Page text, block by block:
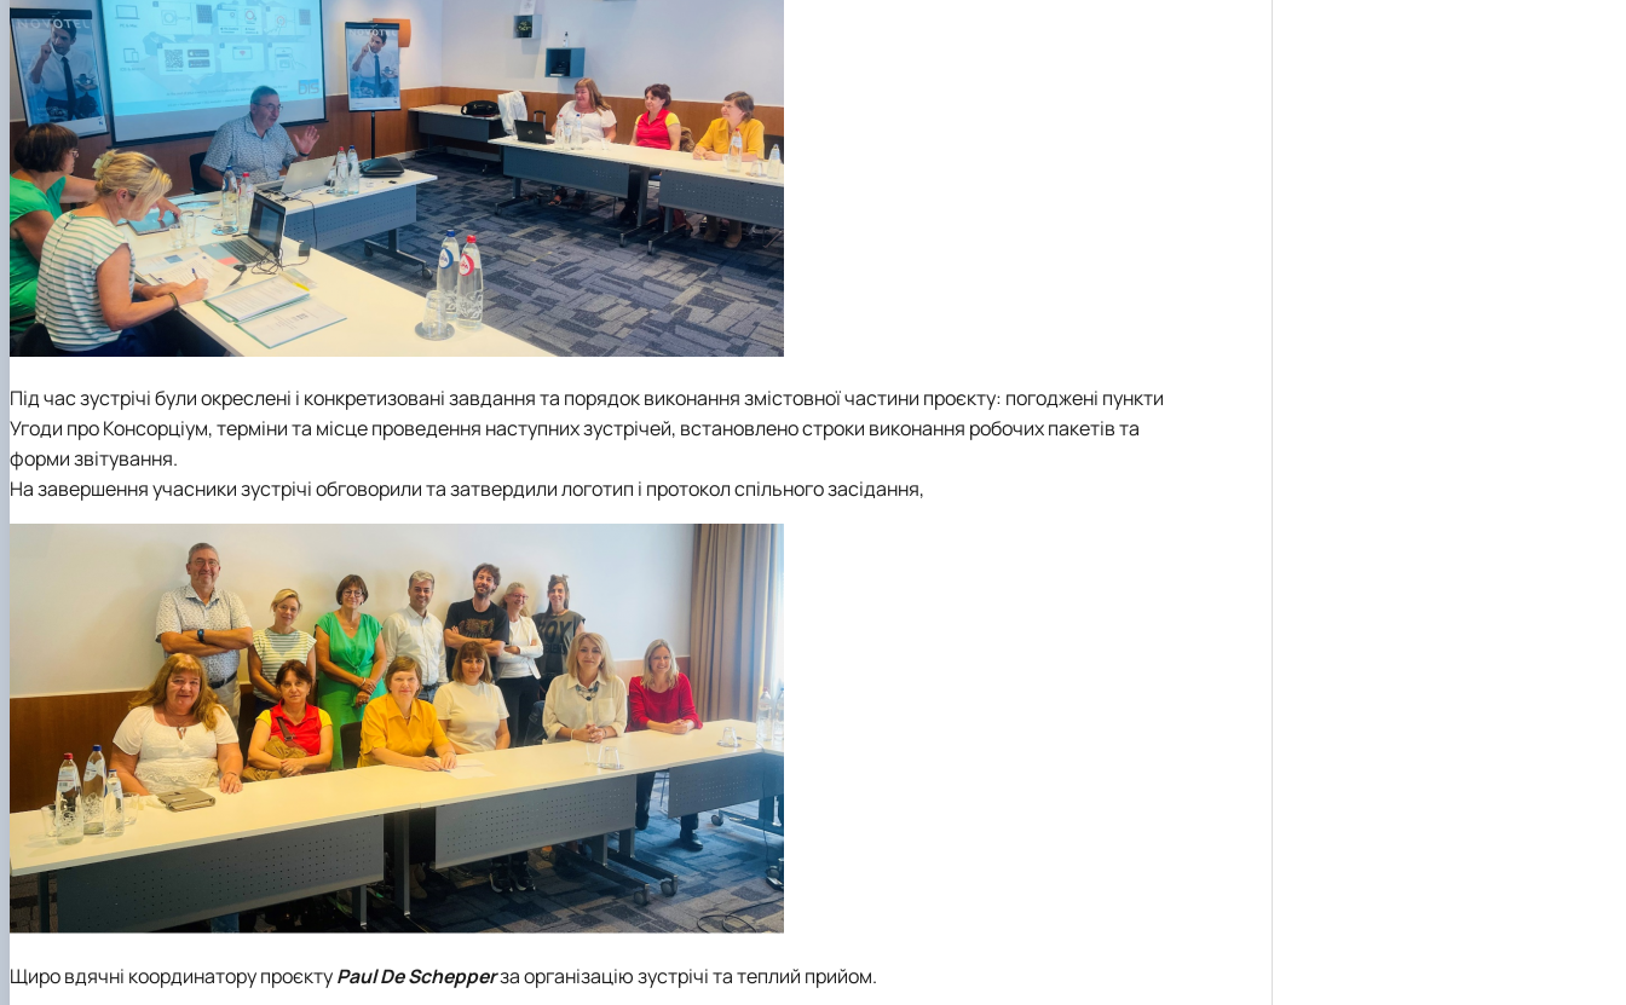
Під час зустрічі були окреслені і конкретизовані завдання та порядок виконання змістовної частини проєкту: погоджені пункти
Угоди про Консорціум, терміни та місце проведення наступних зустрічей, встановлено строки виконання робочих пакетів та
форми звітування.
На завершення учасники зустрічі обговорили та затвердили логотип і протокол спільного засідання,
Щиро вдячні координатору проєктуPaul De Schepperза організацію зустрічі та теплий прийом.